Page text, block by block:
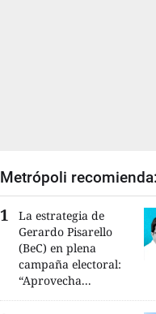
Metrópoli recomienda:
La estrategia de
Gerardo Pisarello
(BeC) en plena
campaña electoral:
“Aprovecha...